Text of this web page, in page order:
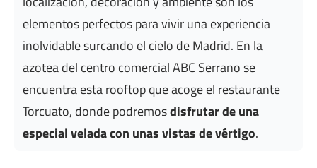
elementos perfectos para vivir una experiencia
inolvidable surcando el cielo de Madrid. En la
azotea del centro comercial ABC Serrano se
encuentra esta rooftop que acoge el restaurante
Torcuato, donde podremosdisfrutar de una
especial velada con unas vistas de vértigo.